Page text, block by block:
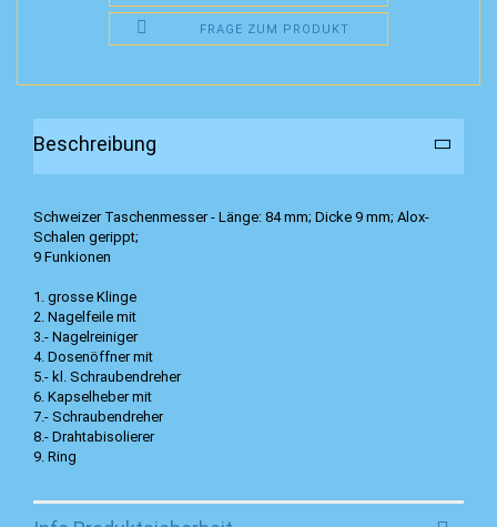
FRAGE ZUM PRODUKT
Beschreibung
Schweizer Taschenmesser - Länge: 84 mm; Dicke 9 mm; Alox-
Schalen gerippt;
9 Funkionen
1. grosse Klinge
2. Nagelfeile mit
3.- Nagelreiniger
4. Dosenöffner mit
5.- kl. Schraubendreher
6. Kapselheber mit
7.- Schraubendreher
8.- Drahtabisolierer
9. Ring